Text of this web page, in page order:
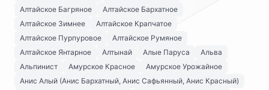
Алтайское Багряное
Алтайское Бархатное
Алтайское Зимнее
Алтайское Крапчатое
Алтайское Пурпуровое
Алтайское Румяное
Алтайское Янтарное
Алтынай Алые Паруса
Альва
Альпинист
Амурское Красное
Амурское Урожайное
Анис Алый (Анис Бархатный, Анис Сафьянный, Анис Красный)